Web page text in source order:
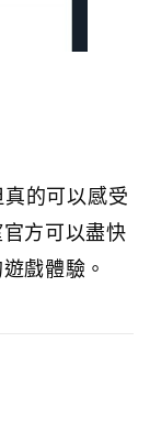
的可以感受
方可以盡快
戲體驗。